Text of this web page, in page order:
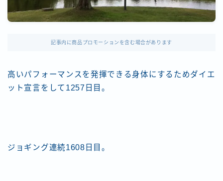
記事内に商品プロモーションを含む場合があります
高いパフォーマンスを発揮できる身体にするためダイエ
ット宣言をして1257日目。
ジョギング連続1608日目。